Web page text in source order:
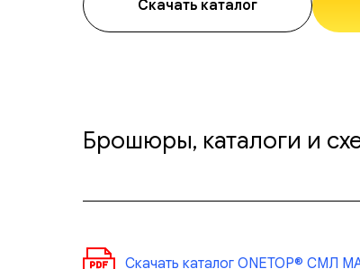
Скачать каталог
Брошюры, каталоги и
Скачать каталог ONETOP® СМЛ